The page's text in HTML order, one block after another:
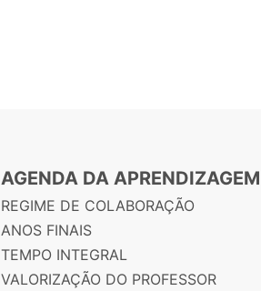
AGENDA DA APRENDIZAGEM
REGIME DE COLABORAÇÃO
ANOS FINAIS
TEMPO INTEGRAL
VALORIZAÇÃO DO PROFESSOR